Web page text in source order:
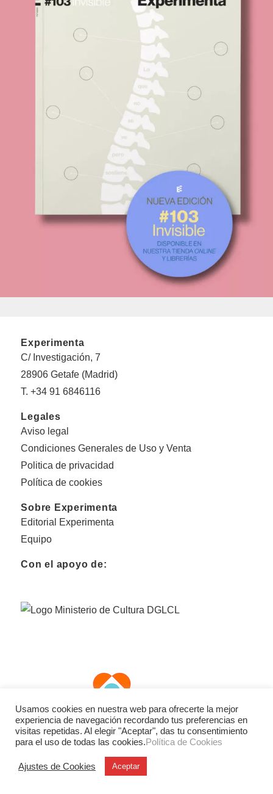
Experimenta
C/ Investigación, 7
28906 Getafe (Madrid)
T. +34 91 6846116
Legales
Aviso legal
Condiciones Generales de Uso y Venta
Politica de privacidad
Política de cookies
Sobre Experimenta
Editorial Experimenta
Equipo
Con el apoyo de:
Usamos cookies en nuestra web para ofrecerte la mejor
experiencia de navegación recordando tus preferencias en
visitas repetidas. Al elegir "Aceptar", das tu consentimiento
para el uso de todas las cookies.Política de Cookies
Ajustes de Cookies Aceptar